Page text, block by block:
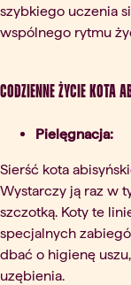
szybkiego uczenia
wspólnego rytmu
Codzienne życie kota
Pielęgnacja:
Sierść kota
Wystarczy ją raz w
szczotką. Koty te
specjalnych
dbać o higienę
uzębienia.